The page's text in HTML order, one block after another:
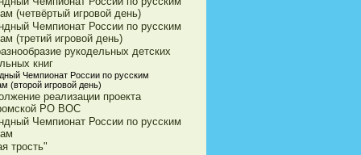
(четвёртый игровой день)
Чемпионат России по русским
(третий игровой день)
рукодельных детских
книг
Чемпионат России по русским
(второй игровой день)
реализации проекта
РО ВОС
Чемпионат России по русским
трость"